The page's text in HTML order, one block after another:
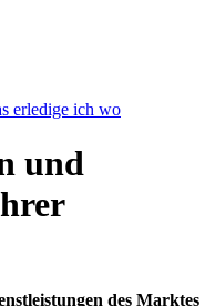
erledige ich wo
und
des Marktes